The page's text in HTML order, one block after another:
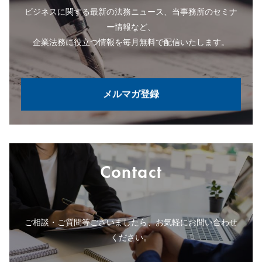
ビジネスに関する最新の法務ニュース、当事務所のセミナ
ー情報など、
企業法務に役立つ情報を毎月無料で配信いたします。
メルマガ登録
Contact
ご相談・ご質問等ございましたら、お気軽にお問い合わせ
ください。